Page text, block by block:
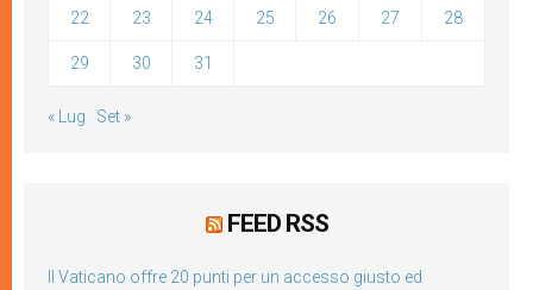
22 23 24 25 26 27 28
29 30 31
« Lug Set »
FEED RSS
Il Vaticano offre 20 punti per un accesso giusto ed